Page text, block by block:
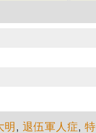
明 , 退伍軍人症,